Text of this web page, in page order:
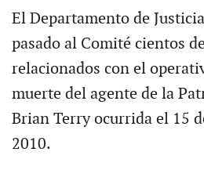
El Departamento de
pasado al Comité cientos
relacionados con el
muerte del agente de la
Brian Terry ocurrida el 15
2010.